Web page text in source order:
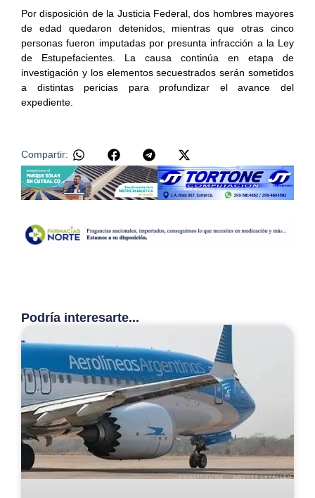
Por disposición de la Justicia Federal, dos hombres mayores
de edad quedaron detenidos, mientras que otras cinco
personas fueron imputadas por presunta infracción a la Ley
de Estupefacientes. La causa continúa en etapa de
investigación y los elementos secuestrados serán sometidos
a distintas pericias para profundizar el avance del
expediente.
Compartir:
Podría interesarte...